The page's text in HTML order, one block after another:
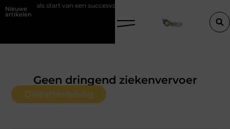
Nieuwe
artikelen
een succesvolle verkoop Goed onderhoud loont altijd bij de
Geen dringend ziekenvervoer
Dienstverlening